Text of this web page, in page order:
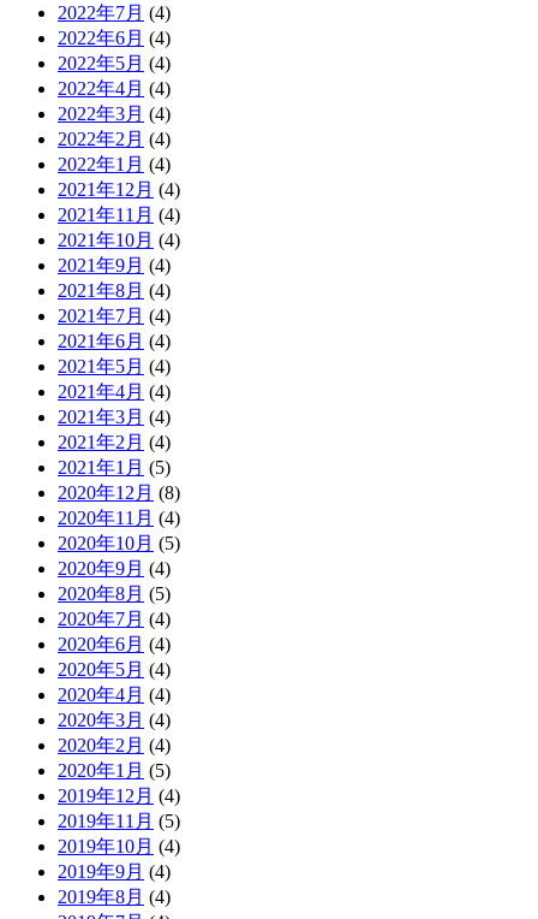
2022年7月 (4)
2022年6月 (4)
2022年5月 (4)
2022年4月 (4)
2022年3月 (4)
2022年2月 (4)
2022年1月 (4)
2021年12月 (4)
2021年11月 (4)
2021年10月 (4)
2021年9月 (4)
2021年8月 (4)
2021年7月 (4)
2021年6月 (4)
2021年5月 (4)
2021年4月 (4)
2021年3月 (4)
2021年2月 (4)
2021年1月 (5)
2020年12月 (8)
2020年11月 (4)
2020年10月 (5)
2020年9月 (4)
2020年8月 (5)
2020年7月 (4)
2020年6月 (4)
2020年5月 (4)
2020年4月 (4)
2020年3月 (4)
2020年2月 (4)
2020年1月 (5)
2019年12月 (4)
2019年11月 (5)
2019年10月 (4)
2019年9月 (4)
2019年8月 (4)